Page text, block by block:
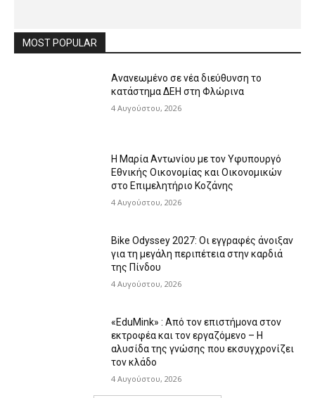
MOST POPULAR
Ανανεωμένο σε νέα διεύθυνση το
κατάστημα ΔΕΗ στη Φλώρινα
4 Αυγούστου, 2026
Η Μαρία Αντωνίου με τον Υφυπουργό
Εθνικής Οικονομίας και Οικονομικών
στο Επιμελητήριο Κοζάνης
4 Αυγούστου, 2026
Bike Odyssey 2027: Οι εγγραφές άνοιξαν
για τη μεγάλη περιπέτεια στην καρδιά
της Πίνδου
4 Αυγούστου, 2026
«EduMink» : Από τον επιστήμονα στον
εκτροφέα και τον εργαζόμενο – Η
αλυσίδα της γνώσης που εκσυγχρονίζει
τον κλάδο
4 Αυγούστου, 2026